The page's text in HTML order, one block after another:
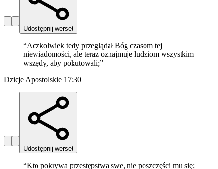
Udostępnij werset
“Aczkolwiek tedy przeglądał Bóg czasom tej
niewiadomości, ale teraz oznajmuje ludziom wszystkim
wszędy, aby pokutowali;”
Dzieje Apostolskie 17:30
Udostępnij werset
“Kto pokrywa przestępstwa swe, nie poszczęści mu się;